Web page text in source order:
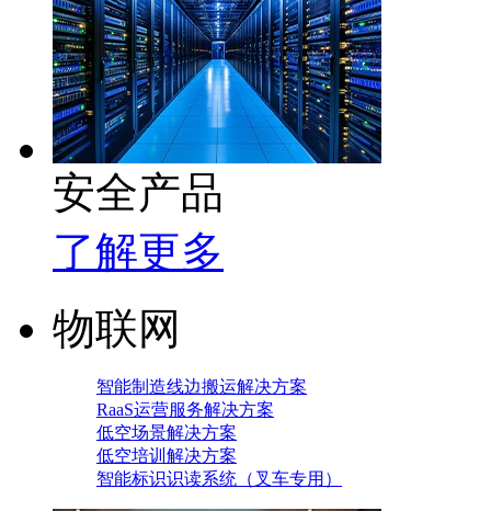
安全产品
了解更多
物联网
智能制造线边搬运解决方案
RaaS运营服务解决方案
低空场景解决方案
低空培训解决方案
智能标识识读系统（叉车专用）